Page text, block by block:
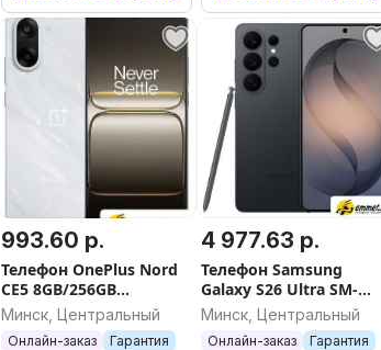
993.60 р.
Телефон OnePlus Nord
CE5 8GB/256GB
европейская версия
(белый)
Минск, Центральный
Онлайн-заказ Гарантия
4 977.63 р.
Телефон Samsung
Galaxy S26 Ultra SM-
S9480 12GB/256GB
(черный)
Минск, Центральный
Онлайн-заказ Гарантия